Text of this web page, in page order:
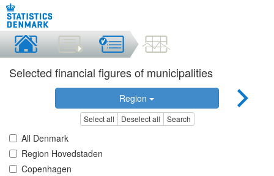
Selected financial figures of municipalities
Region
Select all Deselect all Search
All Denmark
Region Hovedstaden
Copenhagen